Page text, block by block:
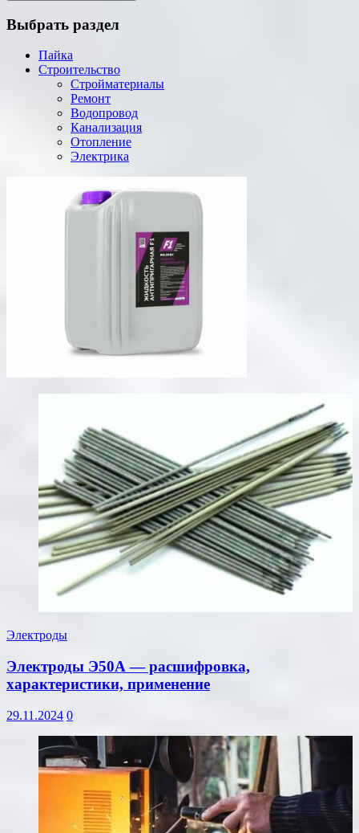
Выбрать раздел
Пайка
Строительство
Стройматериалы
Ремонт
Водопровод
Канализация
Отопление
Электрика
Электроды
Электроды Э50А — расшифровка,
характеристики, применение
29.11.2024 0